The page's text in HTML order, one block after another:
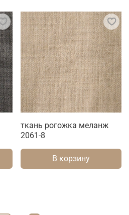
ткань рогожка меланж
2061-8
В корзину